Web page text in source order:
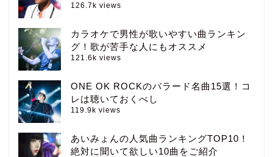
126.7k views
カラオケで男性が歌いやすい曲ランキン
グ！歌が苦手な人にもオススメ
121.6k views
ONE OK ROCKのバラード名曲15選！コ
レは聴いておくべし
119.9k views
あいみょんの人気曲ランキングTOP10！
絶対に聞いて欲しい10曲をご紹介